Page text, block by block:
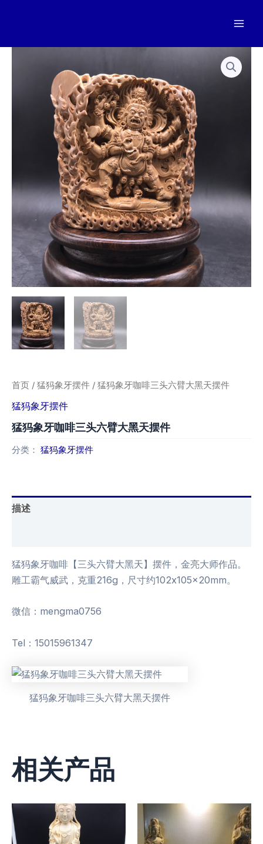
首页 / 猛犸象牙摆件 / 猛犸象牙咖啡三头六臂大黑天摆件
猛犸象牙摆件
猛犸象牙咖啡三头六臂大黑天摆件
分类： 猛犸象牙摆件
描述
猛犸象牙咖啡【三头六臂大黑天】摆件，金亮大师作品。
雕工霸气威武，克重216g，尺寸约102x105x20mm。
微信：mengma0756
Tel：15015961347
猛犸象牙咖啡三头六臂大黑天摆件
相关产品